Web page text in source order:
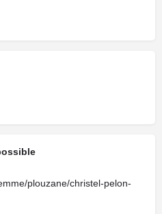
plouzane/christel-pelon-